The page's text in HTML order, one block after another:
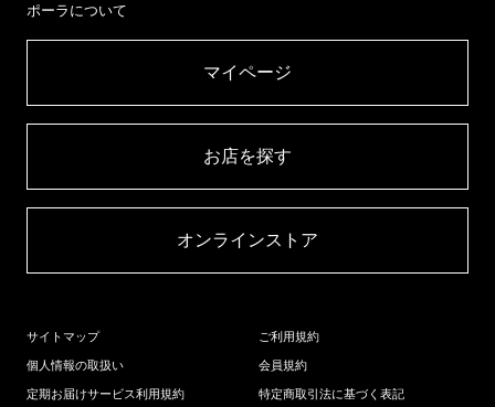
ポーラについて
マイページ​
お店を探す​
オンラインストア​
サイトマップ
個人情報の取扱い
定期お届けサービス利用規約
ご利用規約
会員規約
特定商取引法に基づく表記